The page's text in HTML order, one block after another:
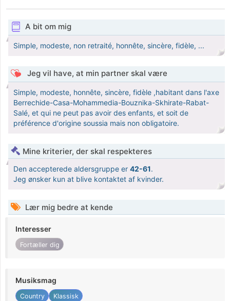
A bit om mig
Simple, modeste, non retraité, honnête, sincère, fidèle, ...
Jeg vil have, at min partner skal være
Simple, modeste, honnête, sincère, fidèle ,habitant dans l'axe
Berrechide-Casa-Mohammedia-Bouznika-Skhirate-Rabat-
Salé, et qui ne peut pas avoir des enfants, et soit de
préférence d'origine soussia mais non obligatoire.
Mine kriterier, der skal respekteres
Den accepterede aldersgruppe er 42-61.
Jeg ønsker kun at blive kontaktet af kvinder.
Lær mig bedre at kende
Interesser
Fortæller dig
Musiksmag
Country Klassisk